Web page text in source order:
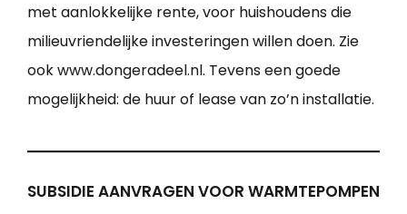
met aanlokkelijke rente, voor huishoudens die
milieuvriendelijke investeringen willen doen. Zie
ook www.dongeradeel.nl. Tevens een goede
mogelijkheid: de huur of lease van zo’n installatie.
SUBSIDIE AANVRAGEN VOOR WARMTEPOMPEN